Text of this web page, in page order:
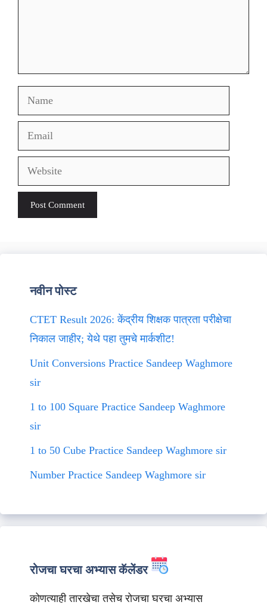
Name
Email
Website
नवीन पोस्ट
CTET Result 2026: केंद्रीय शिक्षक पात्रता परीक्षेचा
निकाल जाहीर; येथे पहा तुमचे मार्कशीट!
Unit Conversions Practice Sandeep Waghmore
sir
1 to 100 Square Practice Sandeep Waghmore
sir
1 to 50 Cube Practice Sandeep Waghmore sir
Number Practice Sandeep Waghmore sir
रोजचा घरचा अभ्यास कॅलेंडर
कोणत्याही तारखेचा तसेच रोजचा घरचा अभ्यास